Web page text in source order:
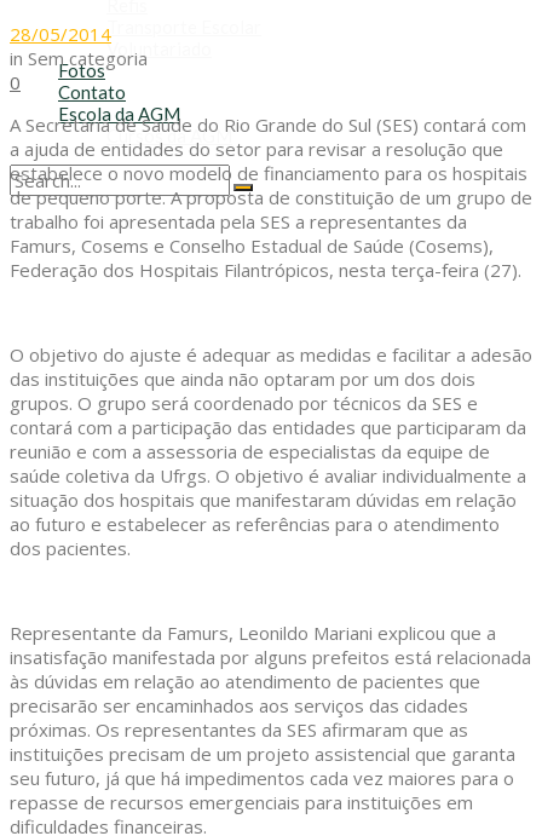
Transporte Escolar
Voluntariado
Fotos
Contato
Escola da AGM
Cursos da AGM
No Result
View All Result
28/05/2014
in Sem categoria
0
A Secretaria de Saúde do Rio Grande do Sul (SES) contará com
a ajuda de entidades do setor para revisar a resolução que
estabelece o novo modelo de financiamento para os hospitais
de pequeno porte. A proposta de constituição de um grupo de
trabalho foi apresentada pela SES a representantes da
Famurs, Cosems e Conselho Estadual de Saúde (Cosems),
Federação dos Hospitais Filantrópicos, nesta terça-feira (27).
O objetivo do ajuste é adequar as medidas e facilitar a adesão
das instituições que ainda não optaram por um dos dois
grupos. O grupo será coordenado por técnicos da SES e
contará com a participação das entidades que participaram da
reunião e com a assessoria de especialistas da equipe de
saúde coletiva da Ufrgs. O objetivo é avaliar individualmente a
situação dos hospitais que manifestaram dúvidas em relação
ao futuro e estabelecer as referências para o atendimento
dos pacientes.
Representante da Famurs, Leonildo Mariani explicou que a
insatisfação manifestada por alguns prefeitos está relacionada
às dúvidas em relação ao atendimento de pacientes que
precisarão ser encaminhados aos serviços das cidades
próximas. Os representantes da SES afirmaram que as
instituições precisam de um projeto assistencial que garanta
seu futuro, já que há impedimentos cada vez maiores para o
repasse de recursos emergenciais para instituições em
dificuldades financeiras.